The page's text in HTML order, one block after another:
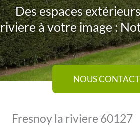
Des espaces
riviere à votre image :
NOUS
Fresnoy la riviere 60127